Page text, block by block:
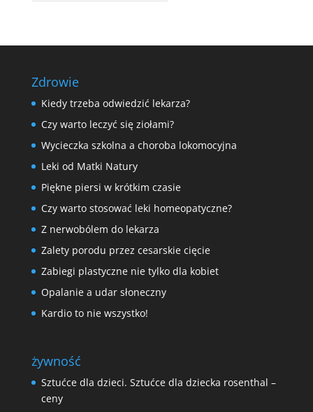
Zdrowie
Kiedy trzeba odwiedzić lekarza?
Czy warto leczyć się ziołami?
Wycieczka szkolna a choroba lokomocyjna
Leki od Matki Natury
Piękne piersi w krótkim czasie
Czy warto stosować leki homeopatyczne?
Z nerwobólem do lekarza
Zalety porodu przez cesarskie cięcie
Zabiegi plastyczne nie tylko dla kobiet
Opalanie a udar słoneczny
Kardio to nie wszystko!
żywność
Sztućce dla dzieci. Sztućce dla dziecka rosenthal –
ceny